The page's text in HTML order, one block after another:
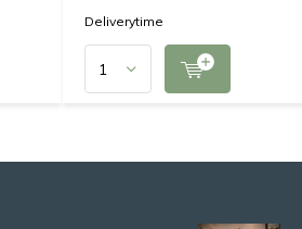
Deliverytime